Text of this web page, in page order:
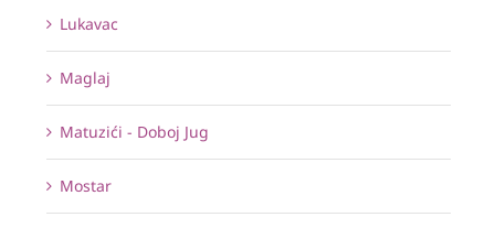
Lukavac
Maglaj
Matuzići - Doboj Jug
Mostar